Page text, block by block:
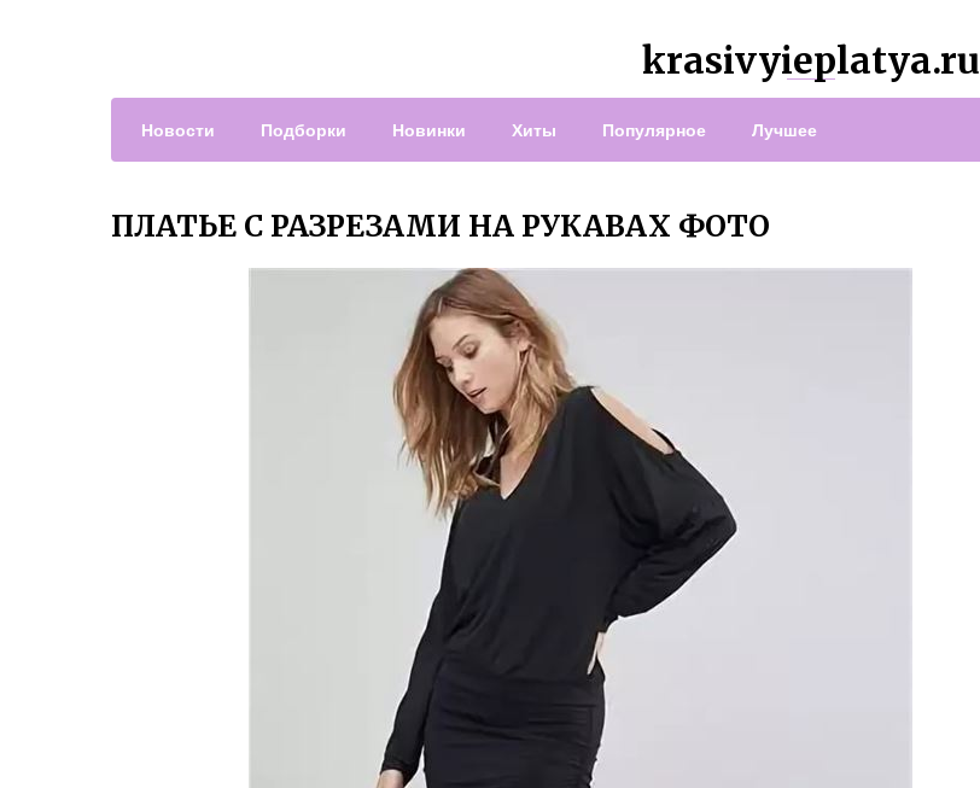
krasivyieplatya.ru
Новости Подборки Новинки Хиты Популярное Лучшее
ПЛАТЬЕ С РАЗРЕЗАМИ НА РУКАВАХ ФОТО